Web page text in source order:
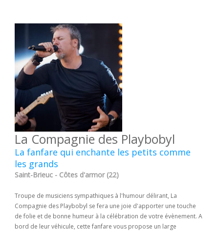
La Compagnie des Playbobyl
La fanfare qui enchante les petits comme
les grands
Saint-Brieuc - Côtes d'armor (22)
Troupe de musiciens sympathiques à l'humour délirant, La
Compagnie des Playbobyl se fera une joie d'apporter une touche
de folie et de bonne humeur à la célébration de votre évènement. A
bord de leur véhicule, cette fanfare vous propose un large